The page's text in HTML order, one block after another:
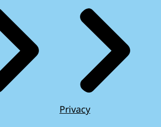
Privacy